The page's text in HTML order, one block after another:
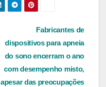
Fabricantes de
dispositivos para apneia
do sono encerram o ano
com desempenho misto,
apesar das preocupações